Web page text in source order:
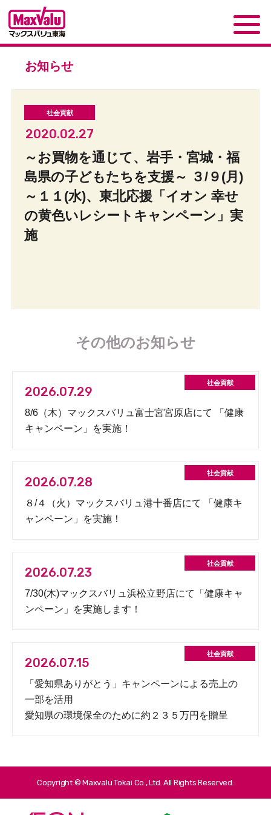
お知らせ
2020.02.27
～お買物を通じて、岩手・宮城・福
島県の子どもたちを支援～ ３/９(月)
～１１(水)、東北応援「イオン 幸せ
の黄色いレシートキャンペーン」実
施
その他のお知らせ
2026.07.29
8/6（木）マックスバリュ富士宮宮原店にて 「健康
キャンペーン」を実施！
2026.07.28
８/４（火）マックスバリュ港十番店にて 「健康キ
ャンペーン」を実施！
2026.07.23
7/30(木)マックスバリュ浜松立野店にて「健康キャ
ンペーン」を実施します！
2026.07.15
「愛知県ありがとう」キャンペーンによる売上の
一部を活用
愛知県の環境保全のために約２３５万円を贈呈
Copyright © Maxvalu Tokai Co., Ltd. All Rights Reserved.